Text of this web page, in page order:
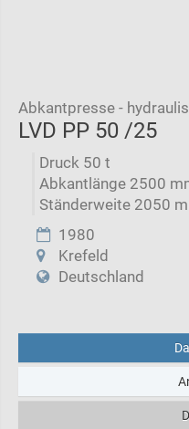
Abkantpresse -
LVD PP 50 /25
Druck 50 t
Abkantlänge 2500
Ständerweite 2050
1980
Krefeld
Deutschland